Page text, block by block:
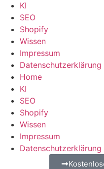
KI
SEO
Shopify
Wissen
Impressum
Datenschutzerklärung
Home
KI
SEO
Shopify
Wissen
Impressum
Datenschutzerklärung